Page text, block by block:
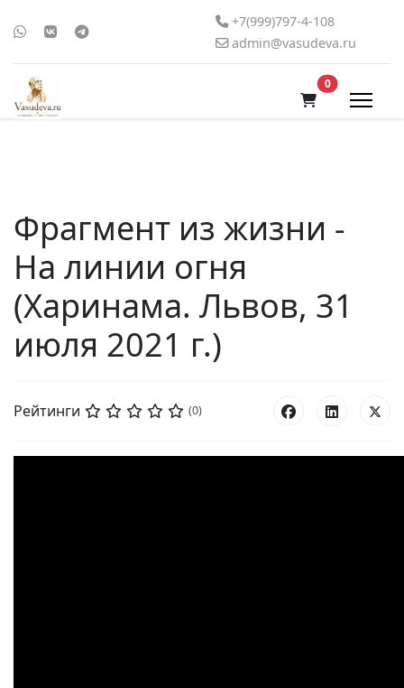
+7(999)797-4-108
admin@vasudeva.ru
0В корзину
Фрагмент из жизни -
На линии огня
(Харинама. Львов, 31
июля 2021 г.)
Рейтинги (0)